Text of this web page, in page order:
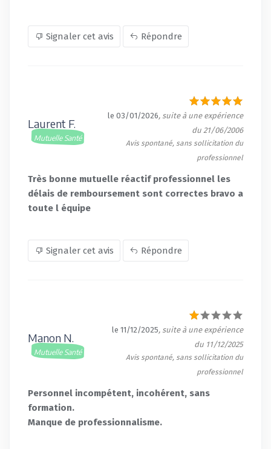
Signaler cet avis Répondre
Laurent F.
Mutuelle Santé
le 03/01/2026, suite à une expérience
du 21/06/2006
Avis spontané, sans sollicitation du
professionnel
Très bonne mutuelle réactif professionnel les
délais de remboursement sont correctes bravo a
toute l équipe
Signaler cet avis Répondre
Manon N.
Mutuelle Santé
le 11/12/2025, suite à une expérience
du 11/12/2025
Avis spontané, sans sollicitation du
professionnel
Personnel incompétent, incohérent, sans
formation.
Manque de professionnalisme.